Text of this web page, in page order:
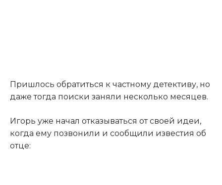
Пришлось обратиться к частному детективу, но
даже тогда поиски заняли несколько месяцев.
Игорь уже начал отказываться от своей идеи,
когда ему позвонили и сообщили известия об
отце: